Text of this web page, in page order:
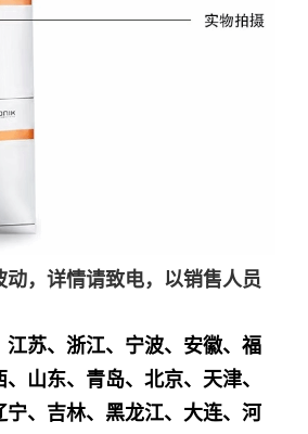
动，详情请致电，以销售人员
江苏、浙江、宁波、安徽、福
山东、青岛、北京、天津、
宁、吉林、黑龙江、大连、河